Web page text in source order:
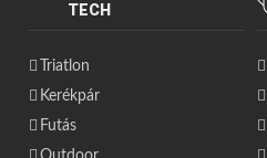
TECH
Triatlon
Kerékpár
Futás